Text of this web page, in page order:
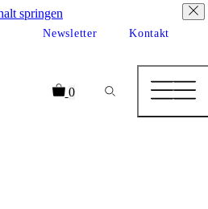
springen
Newsletter Kontakt
0